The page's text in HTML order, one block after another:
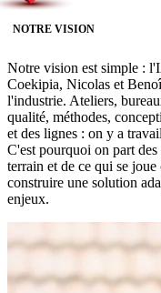
NOTRE VISION
Notre vision est simple :
Coekipia, Nicolas et
l'industrie. Ateliers,
qualité, méthodes,
et des lignes : on y a
C'est pourquoi on part
terrain et de ce qui se
construire une solution
enjeux.